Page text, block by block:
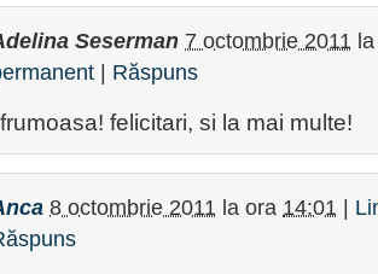
Seserman 7 octombrie 2011
Răspuns
felicitari, si la mai multe!
8 octombrie 2011 la ora 14:01